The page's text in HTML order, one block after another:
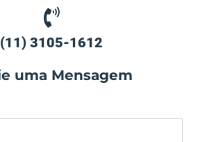
(11) 3105-1612
uma Mensagem